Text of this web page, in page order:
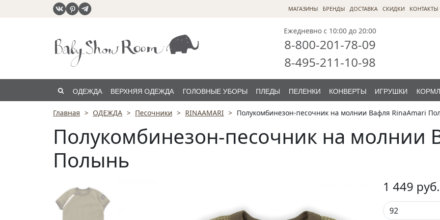
МАГАЗИНЫ БРЕНДЫ ДОСТАВКА СКИДКИ КОНТАКТЫ
Ежедневно с 10:00 до 20:00
8-800-201-78-09
8-495-211-10-98
ОДЕЖДА ВЕРХНЯЯ ОДЕЖДА ГОЛОВНЫЕ УБОРЫ ПЛЕДЫ ПЕЛЕНКИ КОНВЕРТЫ ИГРУШКИ
РАСПРОДАЖА
Главная ОДЕЖДА Песочники RINAAMARI Полукомбинезон-песочник на молнии Вафля RinaAmari
Полукомбинезон-песочник на молнии
Полынь
1 449 руб.